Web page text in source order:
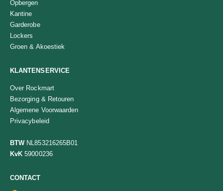
Opbergen
Kantine
Garderobe
Lockers
Groen & Akoestiek
KLANTENSERVICE
Over Rockmart
Bezorging & Retouren
Algemene Voorwaarden
Privacybeleid
BTWNL853216265B01
KvK 59000236
CONTACT